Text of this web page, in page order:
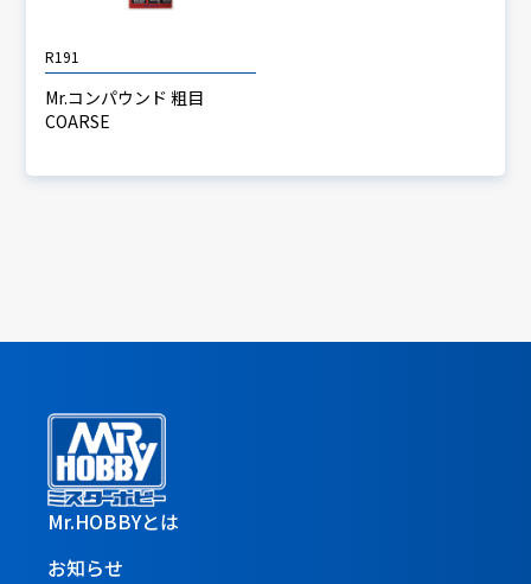
R191
Mr.コンパウンド 粗目
COARSE
Mr.HOBBYとは
お知らせ